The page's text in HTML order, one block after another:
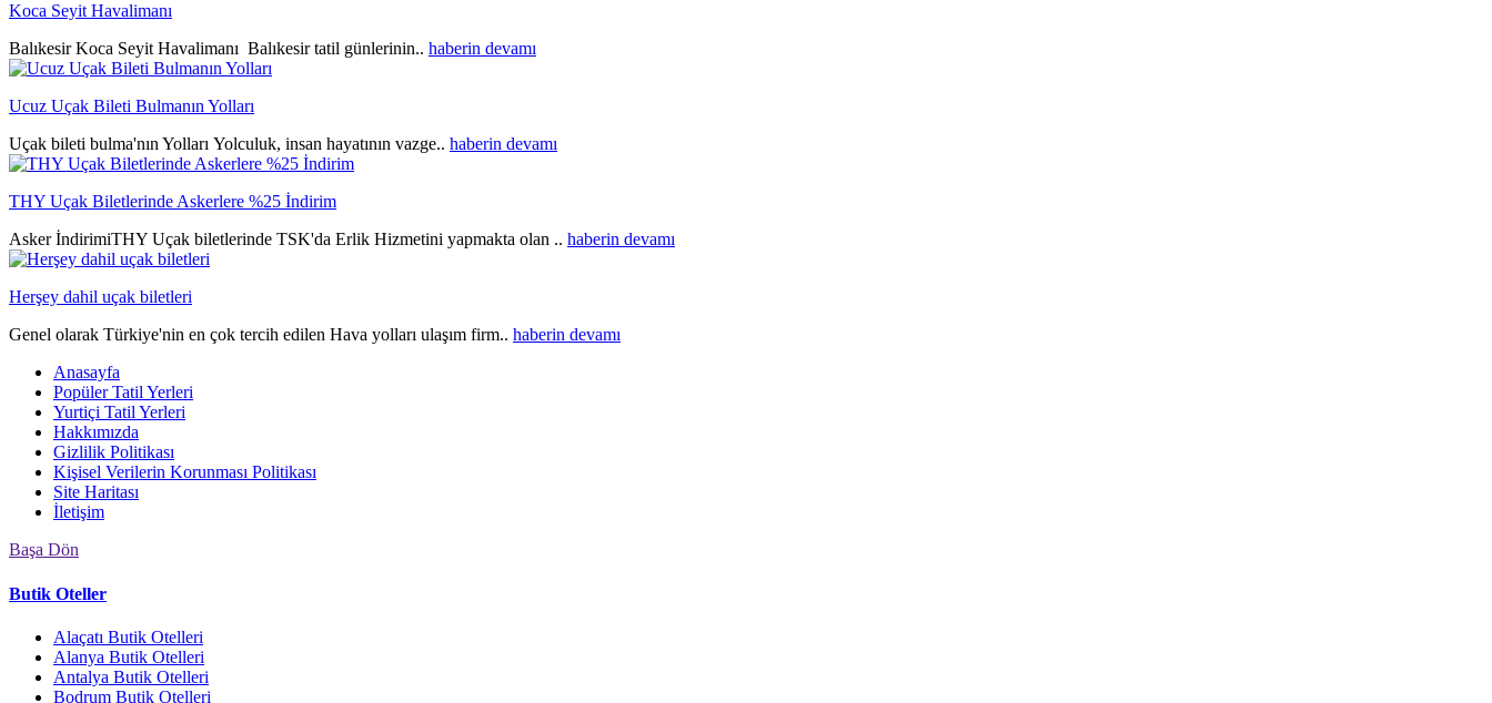
Koca Seyit Havalimanı
Balıkesir Koca Seyit Havalimanı Balıkesir tatil günlerinin.. haberin devamı
Ucuz Uçak Bileti Bulmanın Yolları
Uçak bileti bulma'nın Yolları Yolculuk, insan hayatının vazge.. haberin devamı
THY Uçak Biletlerinde Askerlere %25 İndirim
Asker İndirimiTHY Uçak biletlerinde TSK'da Erlik Hizmetini yapmakta olan .. haberin devamı
Herşey dahil uçak biletleri
Genel olarak Türkiye'nin en çok tercih edilen Hava yolları ulaşım firm.. haberin devamı
Anasayfa
Popüler Tatil Yerleri
Yurtiçi Tatil Yerleri
Hakkımızda
Gizlilik Politikası
Kişisel Verilerin Korunması Politikası
Site Haritası
İletişim
Başa Dön
Butik Oteller
Alaçatı Butik Otelleri
Alanya Butik Otelleri
Antalya Butik Otelleri
Bodrum Butik Otelleri